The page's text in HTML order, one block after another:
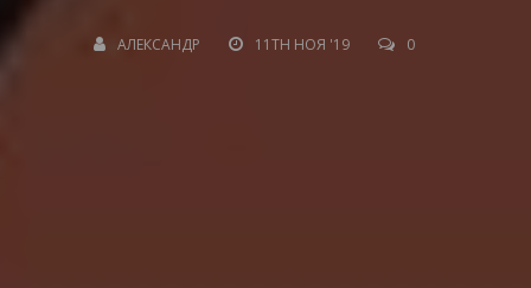
АЛЕКСАНДР 11TH НОЯ '19 0